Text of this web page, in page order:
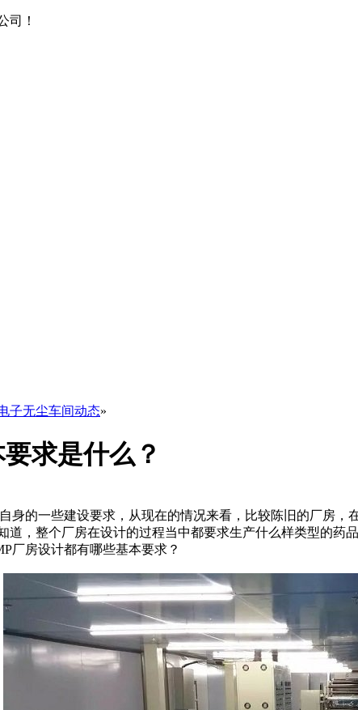
司！
子无尘车间动态»
求是什么？
的一些建设要求，从现在的情况来看，比较陈旧的厂房，
道，整个厂房在设计的过程当中都要求生产什么样类型的
厂房设计都有哪些基本要求？